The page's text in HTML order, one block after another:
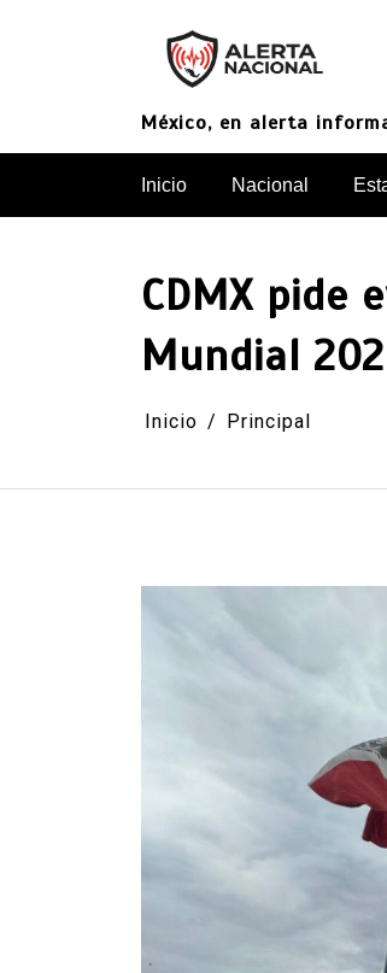
México, en alerta
Inicio Nacional
CDMX pide
Mundial
Inicio Principal